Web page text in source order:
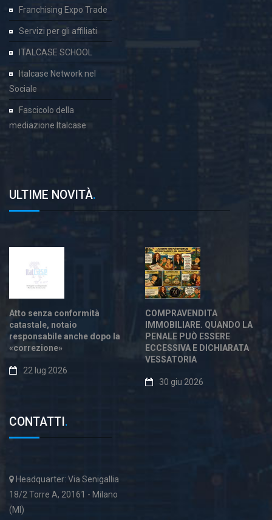
Franchising Expo Trade
Servizi per gli affiliati
ITALCASE SCHOOL
Italcase Network nel
Sociale
Fascicolo della
mediazione Italcase
ULTIME NOVITÀ.
Atto senza conformità
catastale, notaio
responsabile anche dopo la
«correzione»
22 lug 2026
COMPRAVENDITA
IMMOBILIARE. QUANDO LA
PENALE PUÒ ESSERE
ECCESSIVA E DICHIARATA
VESSATORIA
30 giu 2026
CONTATTI .
Headquarter: Via Senigallia
18/2 Torre A, 20161 - Milano
(MI)